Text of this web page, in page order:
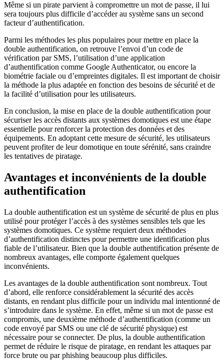
Même si un pirate parvient à compromettre un mot de passe, il lui
sera toujours plus difficile d’accéder au système sans un second
facteur d’authentification.
Parmi les méthodes les plus populaires pour mettre en place la
double authentification, on retrouve l’envoi d’un code de
vérification par SMS, l’utilisation d’une application
d’authentification comme Google Authenticator, ou encore la
biométrie faciale ou d’empreintes digitales. Il est important de choisir
la méthode la plus adaptée en fonction des besoins de sécurité et de
la facilité d’utilisation pour les utilisateurs.
En conclusion, la mise en place de la double authentification pour
sécuriser les accès distants aux systèmes domotiques est une étape
essentielle pour renforcer la protection des données et des
équipements. En adoptant cette mesure de sécurité, les utilisateurs
peuvent profiter de leur domotique en toute sérénité, sans craindre
les tentatives de piratage.
Avantages et inconvénients de la double
authentification
La double authentification est un système de sécurité de plus en plus
utilisé pour protéger l’accès à des systèmes sensibles tels que les
systèmes domotiques. Ce système requiert deux méthodes
d’authentification distinctes pour permettre une identification plus
fiable de l’utilisateur. Bien que la double authentification présente de
nombreux avantages, elle comporte également quelques
inconvénients.
Les avantages de la double authentification sont nombreux. Tout
d’abord, elle renforce considérablement la sécurité des accès
distants, en rendant plus difficile pour un individu mal intentionné de
s’introduire dans le système. En effet, même si un mot de passe est
compromis, une deuxième méthode d’authentification (comme un
code envoyé par SMS ou une clé de sécurité physique) est
nécessaire pour se connecter. De plus, la double authentification
permet de réduire le risque de piratage, en rendant les attaques par
force brute ou par phishing beaucoup plus difficiles.